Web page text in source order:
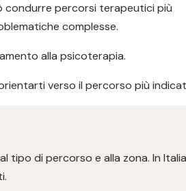
condurre percorsi terapeutici più
complesse.
alla psicoterapia.
verso il percorso più
tipo di percorso e alla zona. In